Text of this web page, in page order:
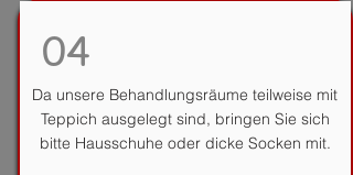
04
Da unsere Behandlungsräume teilweise mit
Teppich ausgelegt sind, bringen Sie sich
bitte Hausschuhe oder dicke Socken mit.